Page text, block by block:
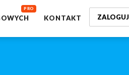
ZALOGUJ
KONTAKT